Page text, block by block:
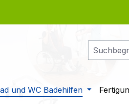
und WC Badehilfen